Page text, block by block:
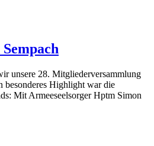
unsere 28. Mitgliederversammlung
besonderes Highlight war die
Mit Armeeseelsorger Hptm Simon